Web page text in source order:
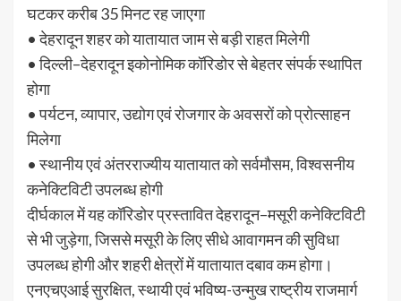
घटकर करीब 35 मिनट रह जाएगा
• देहरादून शहर को यातायात जाम से बड़ी राहत मिलेगी
• दिल्ली–देहरादून इकोनोमिक कॉरिडोर से बेहतर संपर्क स्थापित
होगा
• पर्यटन, व्यापार, उद्योग एवं रोजगार के अवसरों को प्रोत्साहन
मिलेगा
• स्थानीय एवं अंतरराज्यीय यातायात को सर्वमौसम, विश्वसनीय
कनेक्टिविटी उपलब्ध होगी
दीर्घकाल में यह कॉरिडोर प्रस्तावित देहरादून–मसूरी कनेक्टिविटी
से भी जुड़ेगा, जिससे मसूरी के लिए सीधे आवागमन की सुविधा
उपलब्ध होगी और शहरी क्षेत्रों में यातायात दबाव कम होगा।
एनएचएआई सुरक्षित, स्थायी एवं भविष्य-उन्मुख राष्ट्रीय राजमार्ग